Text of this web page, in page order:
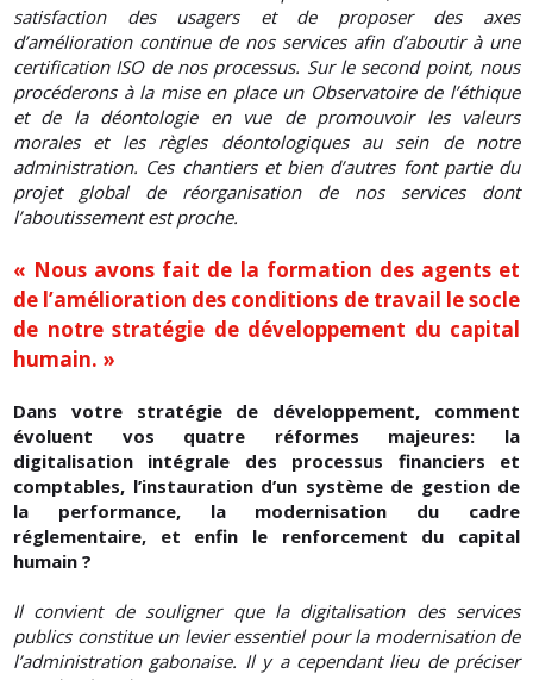
satisfaction des usagers et de proposer des axes
d’amélioration continue de nos services afin d’aboutir à une
certification ISO de nos processus. Sur le second point, nous
procéderons à la mise en place un Observatoire de l’éthique
et de la déontologie en vue de promouvoir les valeurs
morales et les règles déontologiques au sein de notre
administration. Ces chantiers et bien d’autres font partie du
projet global de réorganisation de nos services dont
l’aboutissement est proche.
« Nous avons fait de la formation des agents et
de l’amélioration des conditions de travail le socle
de notre stratégie de développement du capital
humain. »
Dans votre stratégie de développement, comment
évoluent vos quatre réformes majeures: la
digitalisation intégrale des processus financiers et
comptables, l’instauration d’un système de gestion de
la performance, la modernisation du cadre
réglementaire, et enfin le renforcement du capital
humain ?
Il convient de souligner que la digitalisation des services
publics constitue un levier essentiel pour la modernisation de
l’administration gabonaise. Il y a cependant lieu de préciser